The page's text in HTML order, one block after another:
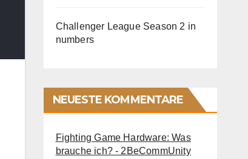
Challenger League Season 2 in
numbers
NEUESTE KOMMENTARE
Fighting Game Hardware: Was
brauche ich? - 2BeCommUnity